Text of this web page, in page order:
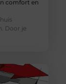
comfort en
Door je